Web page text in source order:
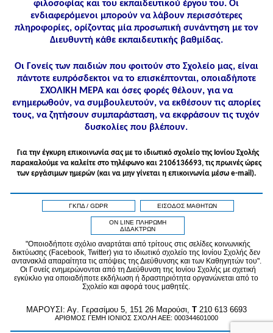
φιλοσοφίας και του εκπαιδευτικού έργου του. Οι
ενδιαφερόμενοι μπορούν να λάβουν περισσότερες
πληροφορίες, ορίζοντας μία προσωπική συνάντηση με τον
Διευθυντή κάθε εκπαιδευτικής βαθμίδας.
Οι Γονείς των παιδιών που φοιτούν στο Σχολείο μας, είναι
πάντοτε ευπρόσδεκτοι να το επισκέπτονται, οποιαδήποτε
ΣΧΟΛΙΚΗ ΜΕΡΑ και όσες φορές θέλουν, για να
ενημερωθούν, να συμβουλευτούν, να εκθέσουν τις απορίες
τους, να ζητήσουν συμπαράσταση, να εκφράσουν τις τυχόν
δυσκολίες που βλέπουν.
Για την έγκυρη επικοινωνία σας με το ιδιωτικό σχολείο της Ιονίου Σχολής
παρακαλούμε να καλείτε στo τηλέφωνo και 2106136693, τις πρωινές ώρες
των εργάσιμων ημερών (και να μην γίνεται η επικοινωνία μέσω e-mail).
ΓΚΠΔ / GDPR ΕΙΣΟΔΟΣ ΜΑΘΗΤΩΝ
ON LINE ΠΛΗΡΩΜΗ
ΔΙΔΑΚΤΡΩΝ
"Οποιοδήποτε σχόλιο αναρτάται από τρίτους στις σελίδες κοινωνικής
δικτύωσης (Facebook, Twitter) για το ιδιωτικό σχολείο της Ιονίου Σχολής δεν
αντανακλά απαραίτητα τις απόψεις της Διεύθυνσης και των Καθηγητών του".
Οι Γονείς ενημερώνονται από τη Διεύθυνση της Ιονίου Σχολής με σχετική
εγκύκλιο για οποιαδήποτε εκδήλωση ή δραστηριότητα οργανώνεται από το
Σχολείο και αφορά τους μαθητές.
MAPOYΣΙ: Αγ. Γερασίμου 5, 151 26 Μαρούσι, T210 613 6693
ΑΡΙΘΜΟΣ ΓΕΜΗ ΙΟΝΙΟΣ ΣΧΟΛΗ ΑΕΕ: 000344601000